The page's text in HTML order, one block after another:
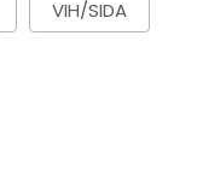
VIH/SIDA